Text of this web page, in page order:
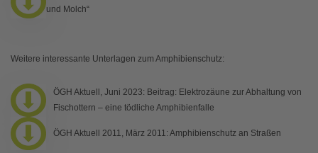
und Molch“
Weitere interessante Unterlagen zum Amphibienschutz:
ÖGH Aktuell, Juni 2023: Beitrag: Elektrozäune zur Abhaltung von
Fischottern – eine tödliche Amphibienfalle
ÖGH Aktuell 2011, März 2011: Amphibienschutz an Straßen